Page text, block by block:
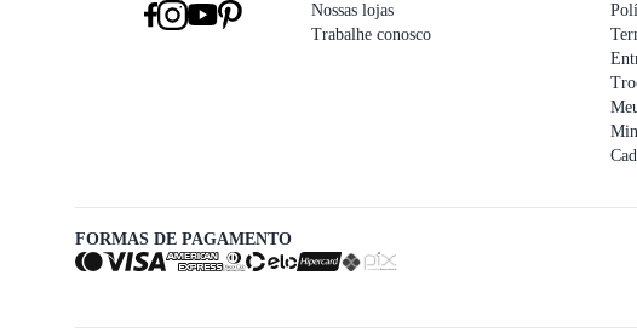
Nossas lojas
Trabalhe conosco
FORMAS DE PAGAMENTO